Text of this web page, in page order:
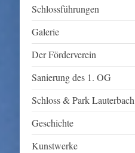
Schlossführungen
Galerie
Der Förderverein
Sanierung des 1. OG
Schloss & Park Lauterbach
Geschichte
Kunstwerke